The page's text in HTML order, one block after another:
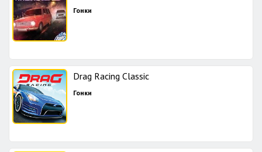
Гонки
Drag Racing Classic
Гонки